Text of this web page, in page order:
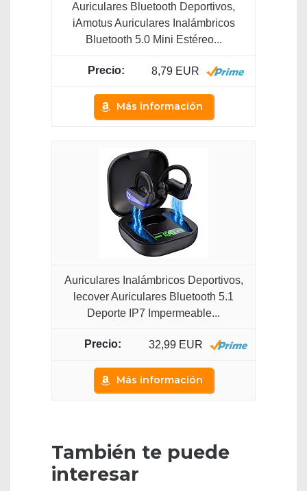
Auriculares Bluetooth Deportivos,
iAmotus Auriculares Inalámbricos
Bluetooth 5.0 Mini Estéreo...
8,79 EUR
Más información
Auriculares Inalámbricos Deportivos,
lecover Auriculares Bluetooth 5.1
Deporte IP7 Impermeable...
32,99 EUR
Más información
También te puede
interesar